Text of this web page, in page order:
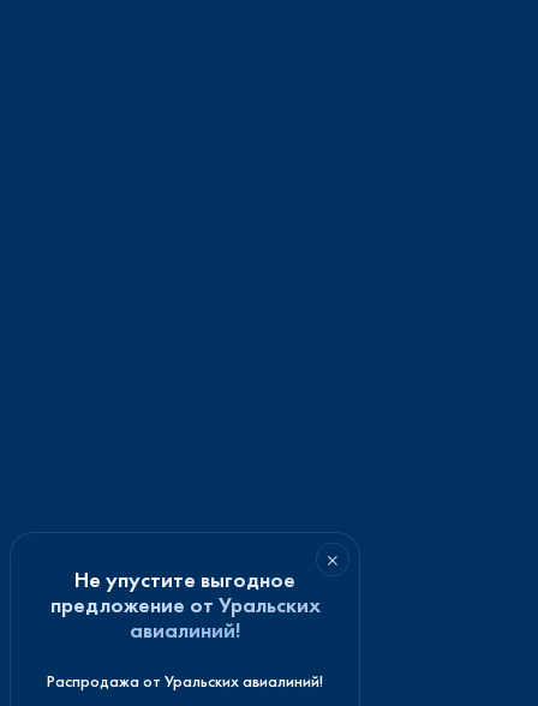
×
Не упустите выгодное
предложение от Уральских
авиалиний!
Распродажа от Уральских авиалиний!